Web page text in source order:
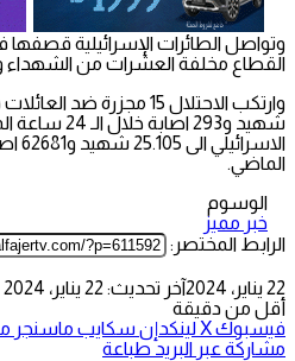
القطاع مخلفة العشرات من الشهداء
شهيد و293
الماضي.
الوسوم
خبر مميز
الرابط المختصر:
22 يناير، 2024
آخر تحديث: 22 يناير، 2024
أقل من دقيقة
فيسبوك‫Xلينكدإن سكايب ماسنجر
مشاركة عبر البريد طباعة